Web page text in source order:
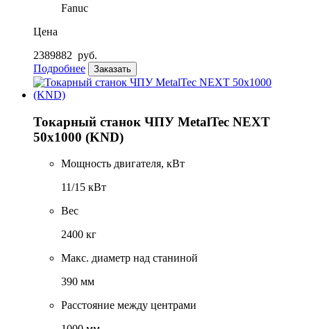
Fanuc
Цена
2389882 руб.
Подробнее
Заказать
Токарный станок ЧПУ MetalTec NEXT
50x1000 (KND)
Мощность двигателя, кВт
11/15 кВт
Вес
2400 кг
Макс. диаметр над станиной
390 мм
Расстояние между центрами